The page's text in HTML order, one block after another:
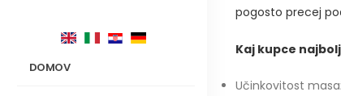
DOMOV
pogosto precej
Kaj kupce
Učinkovitost